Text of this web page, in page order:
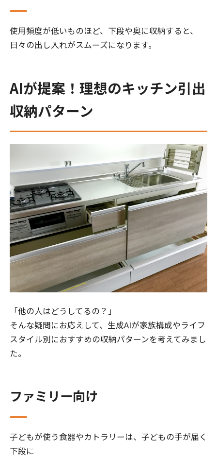
使用頻度が低いものほど、下段や奥に収納すると、
日々の出し入れがスムーズになります。
AIが提案！理想のキッチン引出
収納パターン
「他の人はどうしてるの？」
そんな疑問にお応えして、生成AIが家族構成やライフ
スタイル別におすすめの収納パターンを考えてみまし
た。
ファミリー向け
子どもが使う食器やカトラリーは、子どもの手が届く
下段に